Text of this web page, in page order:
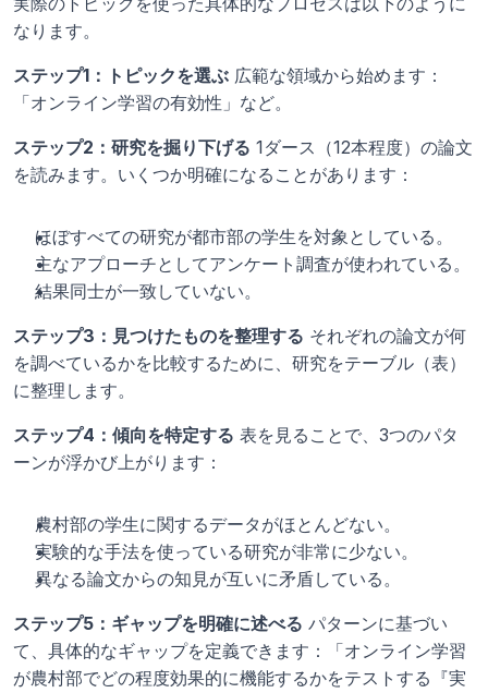
なります。
ステップ1：トピックを選ぶ 広範な領域から始めます：
「オンライン学習の有効性」など。
ステップ2：研究を掘り下げる 1ダース（12本程度）の論文
を読みます。いくつか明確になることがあります：
ほぼすべての研究が都市部の学生を対象としている。
主なアプローチとしてアンケート調査が使われている。
結果同士が一致していない。
ステップ3：見つけたものを整理する それぞれの論文が何
を調べているかを比較するために、研究をテーブル（表）
に整理します。
ステップ4：傾向を特定する 表を見ることで、3つのパタ
ーンが浮かび上がります：
農村部の学生に関するデータがほとんどない。
実験的な手法を使っている研究が非常に少ない。
異なる論文からの知見が互いに矛盾している。
ステップ5：ギャップを明確に述べる パターンに基づい
て、具体的なギャップを定義できます：「オンライン学習
が農村部でどの程度効果的に機能するかをテストする『実